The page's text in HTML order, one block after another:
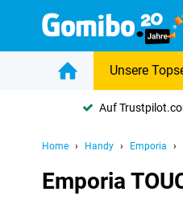
Unsere
Auf
Home Handy Emporia
Emporia